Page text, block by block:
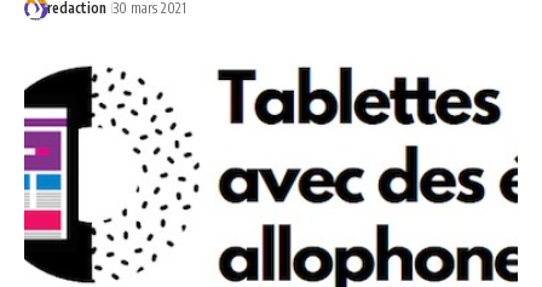
redaction 30 mars 2021